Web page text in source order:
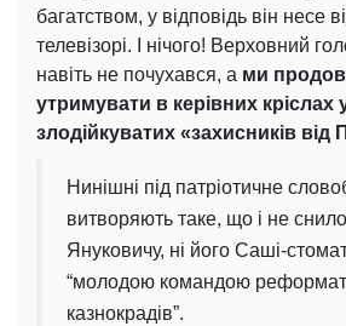
багатством, у відповідь він несе
телевізорі. І нічого! Верховний
навіть не почухався, а ми
утримувати в керівних кріслах
злодійкуватих «захисників від
Нинішні під патріотичне
витворяють таке, що і не
Януковичу, ні його Саші-
“молодою командою
казнокрадів”.